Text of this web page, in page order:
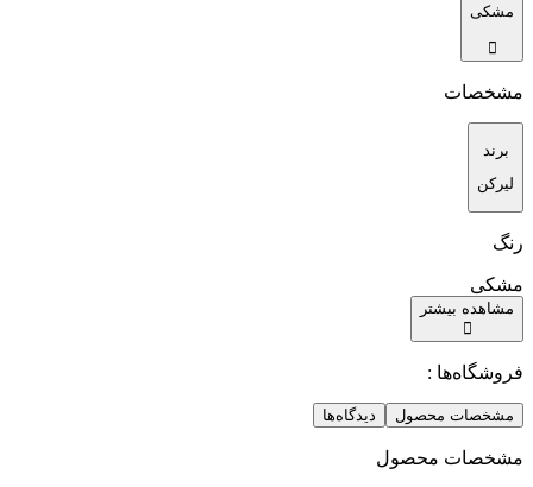
مشکی
مشخصات
برند
لیرکن
رنگ
مشکی
مشاهده بیشتر
فروشگاه‌ها :
مشخصات محصول دیدگاه‌ها
مشخصات محصول